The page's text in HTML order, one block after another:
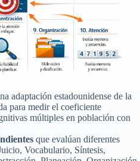
adaptación estadounidense de la
para medir el coeficiente
múltiples en población con
que evalúan diferentes
Vocabulario, Síntesis,